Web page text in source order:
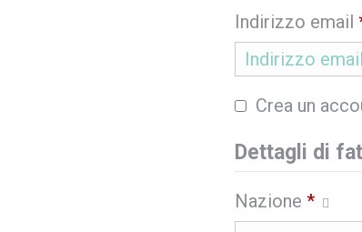
Indirizzo email
Crea un
Dettagli di
Nazione*